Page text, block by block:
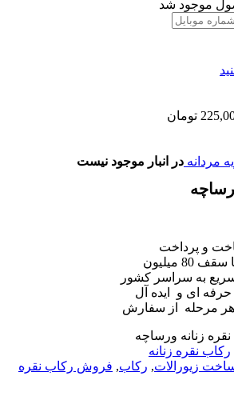
موجود شد
تومان
مردانه در انبار موجود نیست
و پرداخت
میلیون
سریع به سراسر کشور
ای و ایده آل
هر مرحله از سفارش
زنانه ورساچه
رکاب نقره زنانه
زیورالات, رکاب, فروش رکاب نقره